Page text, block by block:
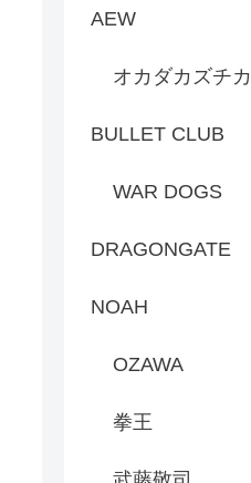
AEW
オカダカズチカ
BULLET CLUB
WAR DOGS
DRAGONGATE
NOAH
OZAWA
拳王